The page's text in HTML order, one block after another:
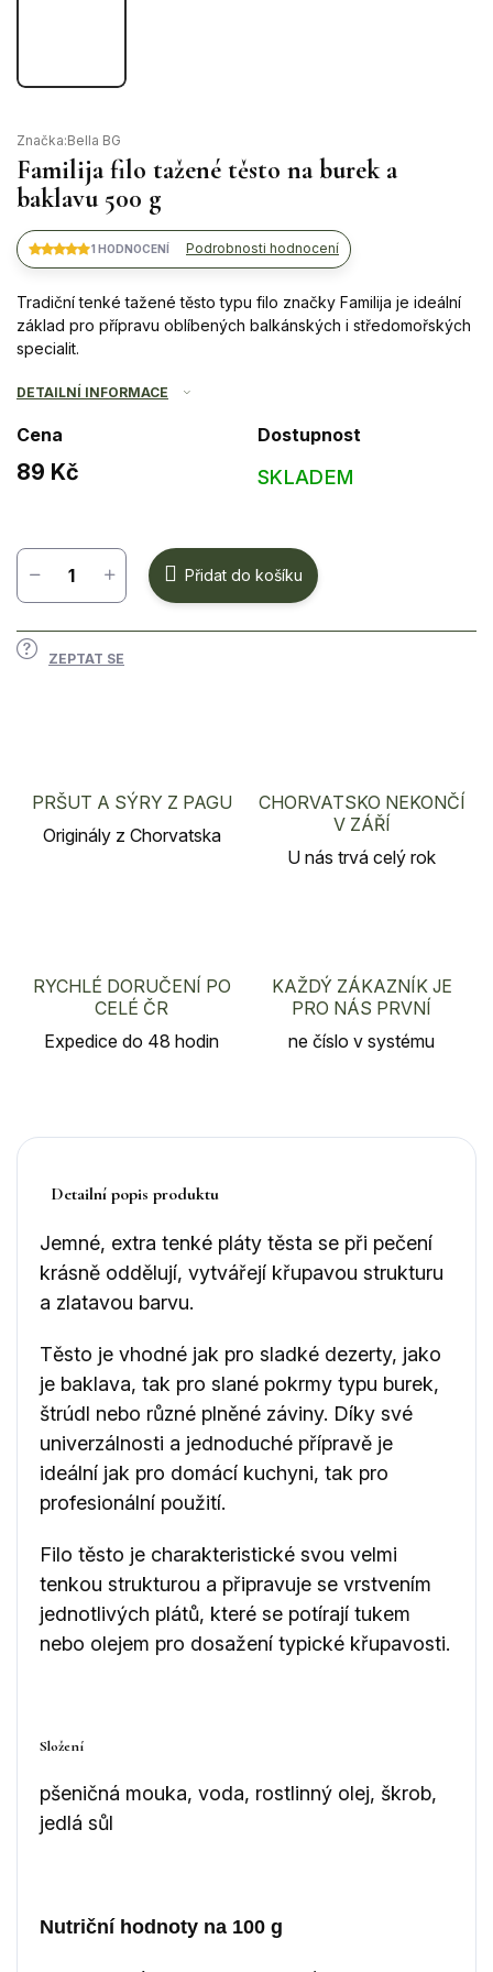
Značka:Bella BG
Familija filo tažené těsto na burek a
baklavu 500 g
1 HODNOCENÍ Podrobnosti hodnocení
Tradiční tenké tažené těsto typu filo značky Familija je ideální
základ pro přípravu oblíbených balkánských i středomořských
specialit.
DETAILNÍ INFORMACE
Cena
89 Kč
Dostupnost
SKLADEM
Přidat do košíku
ZEPTAT SE
PRŠUT A SÝRY Z PAGU
Originály z Chorvatska
CHORVATSKO NEKONČÍ
V ZÁŘÍ
U nás trvá celý rok
RYCHLÉ DORUČENÍ PO
CELÉ ČR
Expedice do 48 hodin
KAŽDÝ ZÁKAZNÍK JE
PRO NÁS PRVNÍ
ne číslo v systému
Detailní popis produktu
Jemné, extra tenké pláty těsta se při pečení
krásně oddělují, vytvářejí křupavou strukturu
a zlatavou barvu.
Těsto je vhodné jak pro sladké dezerty, jako
je baklava, tak pro slané pokrmy typu burek,
štrúdl nebo různé plněné záviny. Díky své
univerzálnosti a jednoduché přípravě je
ideální jak pro domácí kuchyni, tak pro
profesionální použití.
Filo těsto je charakteristické svou velmi
tenkou strukturou a připravuje se vrstvením
jednotlivých plátů, které se potírají tukem
nebo olejem pro dosažení typické křupavosti.
Složení
pšeničná mouka, voda, rostlinný olej, škrob,
jedlá sůl
Nutriční hodnoty na 100 g